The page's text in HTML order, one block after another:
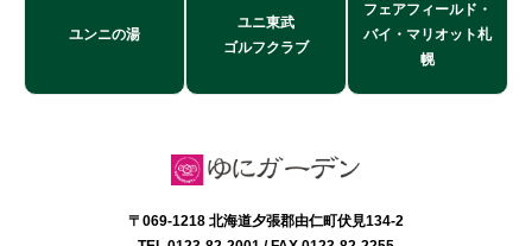
ユンニの湯
ユニ東武
ゴルフクラブ
フェアフィールド・
バイ・マリオット札
幌
〒069-1218 北海道夕張郡由仁町伏見134-2